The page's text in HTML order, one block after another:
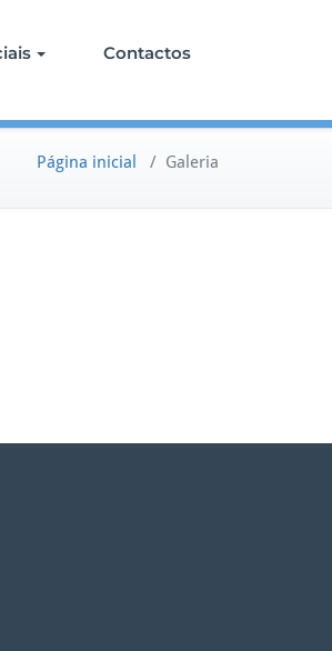
Contactos
Página inicial / Galeria